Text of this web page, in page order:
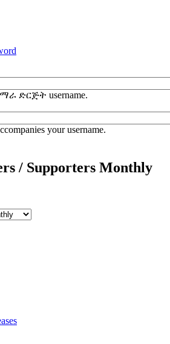
ድርጅት username.
your username.
/ Supporters Monthly